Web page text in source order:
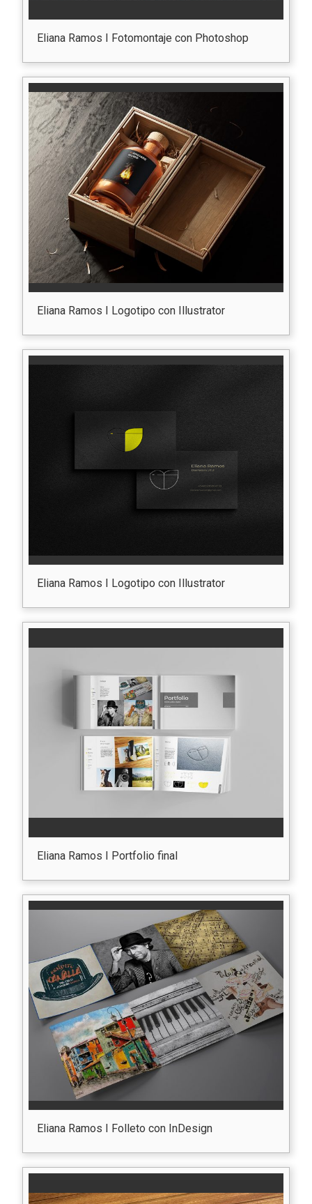
Eliana Ramos I Fotomontaje con Photoshop
Eliana Ramos I Logotipo con Illustrator
Eliana Ramos I Logotipo con Illustrator
Eliana Ramos I Portfolio final
Eliana Ramos I Folleto con InDesign